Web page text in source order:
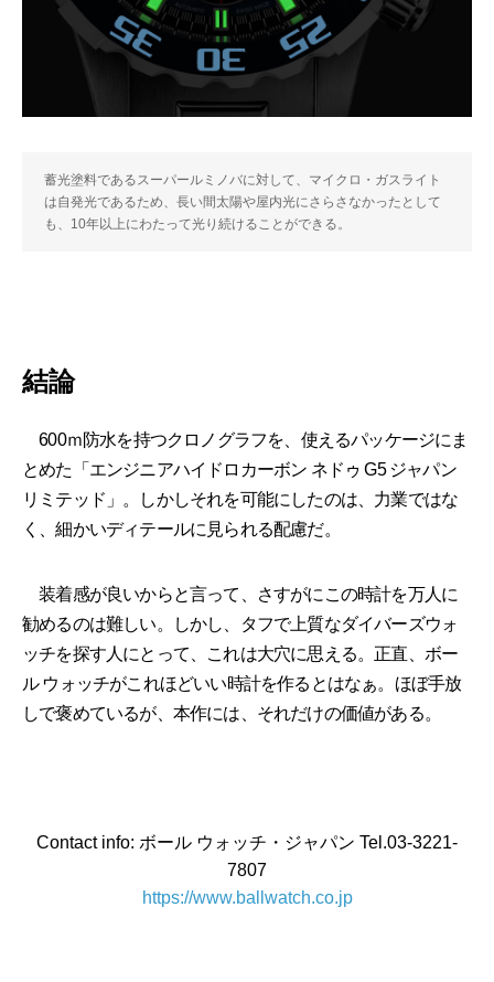
蓄光塗料であるスーパールミノバに対して、マイクロ・ガスライト
は自発光であるため、長い間太陽や屋内光にさらさなかったとして
も、10年以上にわたって光り続けることができる。
結論
600ｍ防水を持つクロノグラフを、使えるパッケージにま
とめた「エンジニアハイドロカーボン ネドゥ G5 ジャパン
リミテッド」。しかしそれを可能にしたのは、力業ではな
く、細かいディテールに見られる配慮だ。
装着感が良いからと言って、さすがにこの時計を万人に
勧めるのは難しい。しかし、タフで上質なダイバーズウォ
ッチを探す人にとって、これは大穴に思える。正直、ボー
ル ウォッチがこれほどいい時計を作るとはなぁ。ほぼ手放
しで褒めているが、本作には、それだけの価値がある。
Contact info: ボール ウォッチ・ジャパン Tel.03-3221-
7807
https://www.ballwatch.co.jp